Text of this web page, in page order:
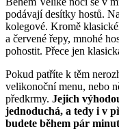
podávají desítky hostů.
kolegové. Kromě
a červené řepy, mnohé
pohostit. Přece jen
Pokud patříte k těm
velikonoční menu, nebo
předkrmy. Jejich
jednoduchá, a tedy i v
budete během pár